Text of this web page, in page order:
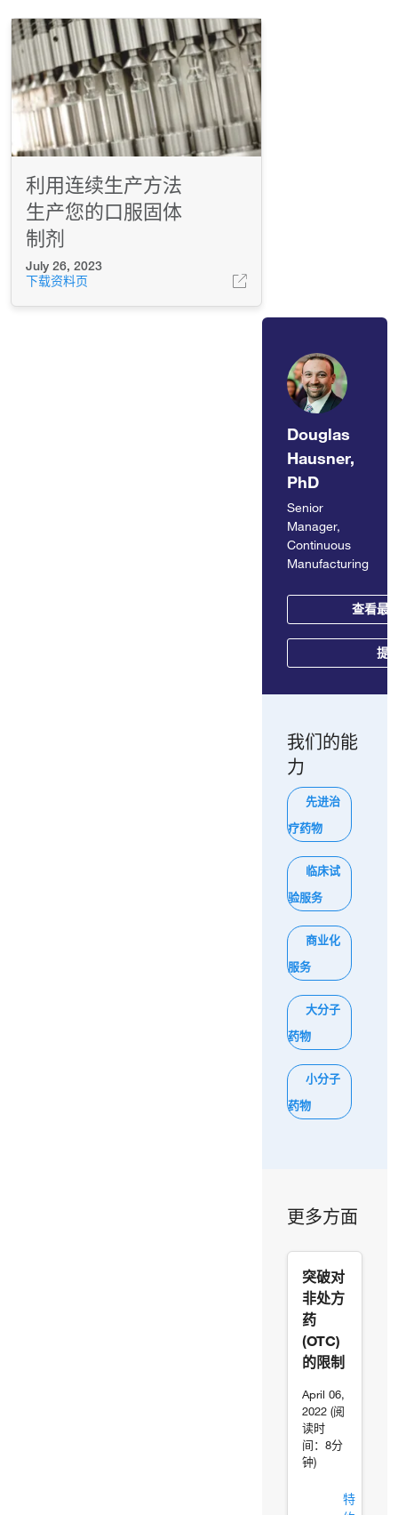
利用连续生产方法
生产您的口服固体
制剂
July 26, 2023
下载资料页
Douglas
Hausner,
PhD
Senior
Manager,
Continuous
Manufacturing
查看最
提
我们的能
力
先进治
疗药物
临床试
验服务
商业化
服务
大分子
药物
小分子
药物
更多方面
突破对
非处方
药
(OTC)
的限制
April 06,
2022 (阅
读时
间：8分
钟)
特